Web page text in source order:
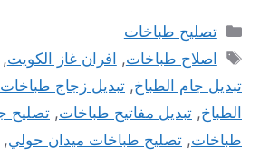
التصنيفات
تصليح طباخات
الوسوم
اصلاح طباخات, افران غاز الكويت,
تبديل جام الطباخ, تبديل زجاج طباخات
الطباخ, تبديل مفاتيح طباخات, تصليح
طباخات, تصليح طباخات ميدان حولي,